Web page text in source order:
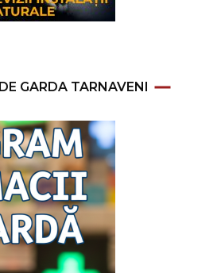
GARDA TARNAVENI